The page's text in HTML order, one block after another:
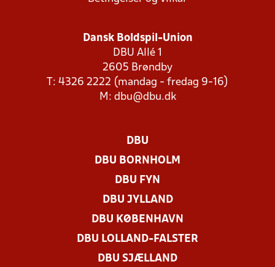
Dansk Boldspil-Union
DBU Allé 1
2605 Brøndby
T: 4326 2222 (mandag - fredag 9-16)
M: dbu@dbu.dk
DBU
DBU BORNHOLM
DBU FYN
DBU JYLLAND
DBU KØBENHAVN
DBU LOLLAND-FALSTER
DBU SJÆLLAND